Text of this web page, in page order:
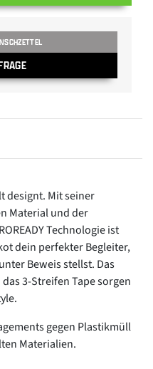
designt. Mit seiner
Material und der
Technologie ist
dein perfekter Begleiter,
Beweis stellst. Das
3-Streifen Tape sorgen
gegen Plastikmüll
Materialien.